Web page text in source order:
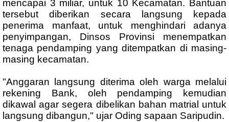
mencapai 3 miliar, untuk 10 Kecamatan. Bantuan
tersebut diberikan secara langsung kepada
penerima manfaat, untuk menghindari adanya
penyimpangan, Dinsos Provinsi menempatkan
tenaga pendamping yang ditempatkan di masing-
masing kecamatan.
"Anggaran langsung diterima oleh warga melalui
rekening Bank, oleh pendamping kemudian
dikawal agar segera dibelikan bahan matrial untuk
langsung dibangun," ujar Oding sapaan Saripudin.